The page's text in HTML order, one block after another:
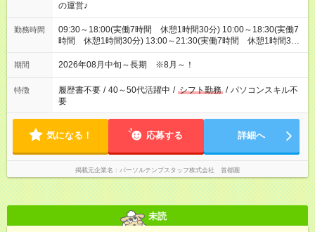
の運営♪
勤務時間
09:30～18:00(実働7時間 休憩1時間30分) 10:00～18:30(実働7
時間 休憩1時間30分) 13:00～21:30(実働7時間 休憩1時間30
分) ※中番11:00～19:30就業もあります！4パターンの時間シフ
ト制！
期間 2026年08月中旬～長期 ※8月～！
特徴 履歴書不要 / 40～50代活躍中 / シフト勤務 / パソコンスキル不
要
気になる！ 応募する 詳細へ
掲載元企業名 パーソルテンプスタッフ株式会社 首都圏
未読